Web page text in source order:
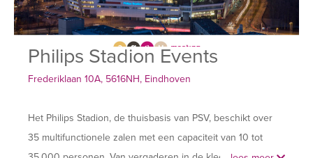
Philips Stadion Events
Frederiklaan 10A, 5616NH, Eindhoven
Het Philips Stadion, de thuisbasis van PSV, beschikt over
35 multifunctionele zalen met een capaciteit van 10 tot